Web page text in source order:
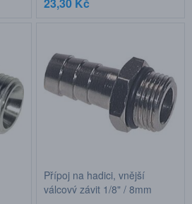
Přípoj na hadici, vnější
válcový závit 1/8" / 8mm